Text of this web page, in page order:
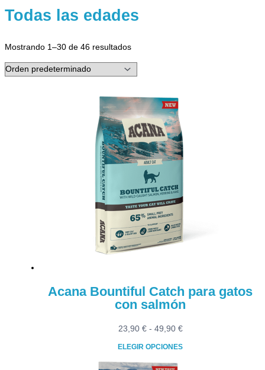
Todas las edades
Mostrando 1–30 de 46 resultados
Acana Bountiful Catch para gatos
con salmón
23,90 € - 49,90 €Rango
ELEGIR OPCIONES
Este